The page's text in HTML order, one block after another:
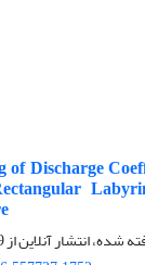
Discharge
شده، انتشار آنلاین از09